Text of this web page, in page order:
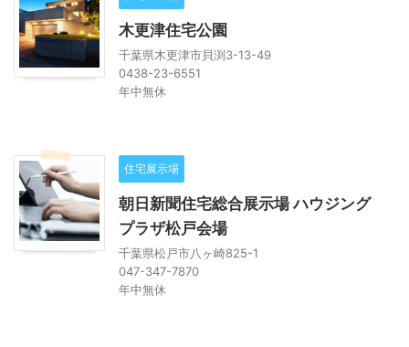
木更津住宅公園
千葉県木更津市貝渕3-13-49
0438-23-6551
年中無休
住宅展示場
朝日新聞住宅総合展示場 ハウジング
プラザ松戸会場
千葉県松戸市八ヶ崎825-1
047-347-7870
年中無休